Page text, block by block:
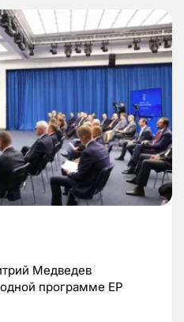
Медведев
программе ЕР